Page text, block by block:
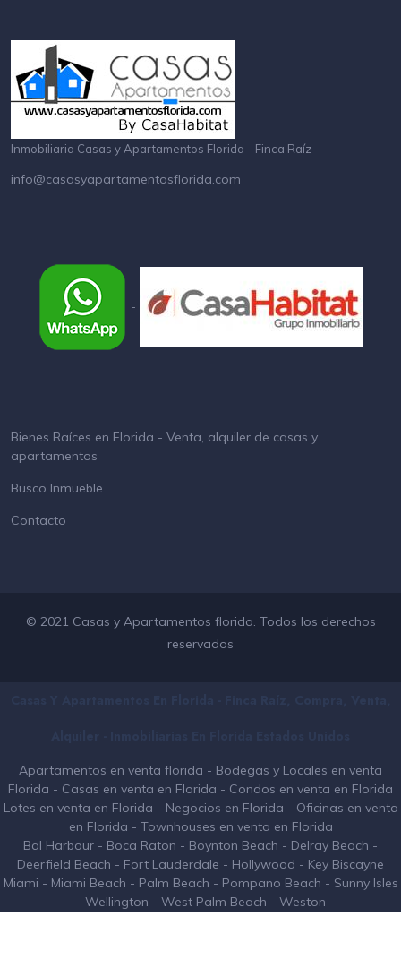
Inmobiliaria Casas y Apartamentos Florida - Finca Raíz
info@casasyapartamentosflorida.com
-
Bienes Raíces en Florida - Venta, alquiler de casas y
apartamentos
Busco Inmueble
Contacto
© 2021 Casas y Apartamentos florida. Todos los derechos
reservados
Apartamentos en venta florida - Bodegas y Locales en venta
Florida - Casas en venta en Florida - Condos en venta en Florida
Lotes en venta en Florida - Negocios en Florida - Oficinas en venta
en Florida - Townhouses en venta en Florida
Bal Harbour - Boca Raton - Boynton Beach - Delray Beach -
Deerfield Beach - Fort Lauderdale - Hollywood - Key Biscayne
Miami - Miami Beach - Palm Beach - Pompano Beach - Sunny Isles
- Wellington - West Palm Beach - Weston